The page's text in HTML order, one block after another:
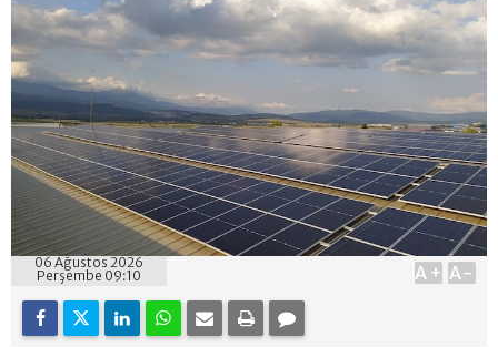
06 Ağustos 2026
Perşembe 09:10
A+ A-